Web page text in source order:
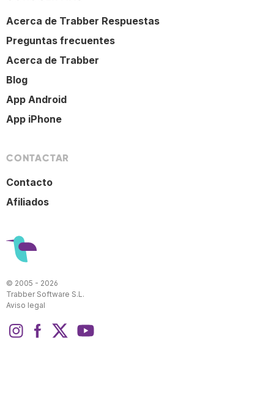
Acerca de Trabber Respuestas
Preguntas frecuentes
Acerca de Trabber
Blog
App Android
App iPhone
CONTACTAR
Contacto
Afiliados
© 2005 - 2026
Trabber Software S.L.
Aviso legal